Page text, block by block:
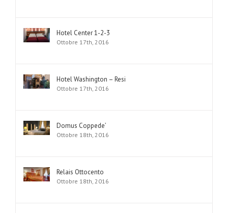
Hotel Center 1-2-3
Ottobre 17th, 2016
Hotel Washington – Resi
Ottobre 17th, 2016
Domus Coppede’
Ottobre 18th, 2016
Relais Ottocento
Ottobre 18th, 2016